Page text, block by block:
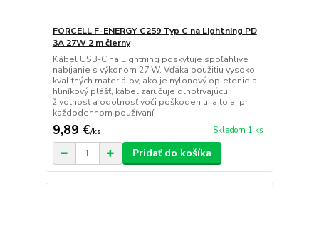
FORCELL F-ENERGY C259 Typ C na Lightning PD
3A 27W 2 m čierny
Kábel USB-C na Lightning poskytuje spoľahlivé
nabíjanie s výkonom 27 W. Vďaka použitiu vysoko
kvalitných materiálov, ako je nylonový opletenie a
hliníkový plášť, kábel zaručuje dlhotrvajúcu
životnosť a odolnosť voči poškodeniu, a to aj pri
každodennom používaní.
9,89 €/ks Skladom 1 ks
Pridať do košíka